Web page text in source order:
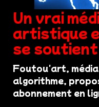
Un vrai
artistique
se
Foutou'art,
algorithme,
abonnement en